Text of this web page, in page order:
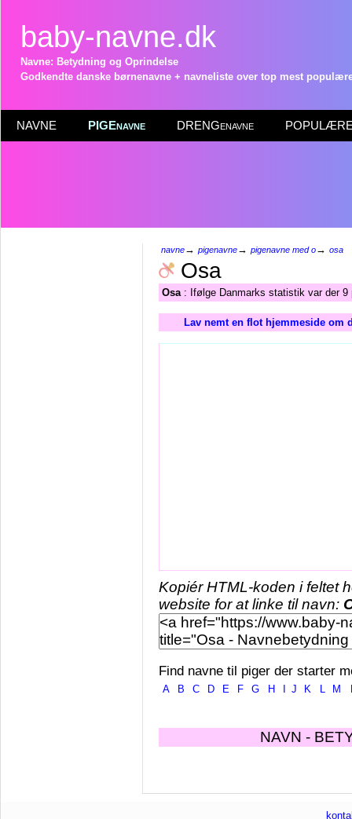
baby-navne.dk
Navne: Betydning og Oprindelse
Godkendte danske børnenavne + navneliste over top mest
NAVNE PIGEnavne DRENGenavne POPULÆRE
navne→ pigenavne→ pigenavne med o→ osa
Osa
Osa: Ifølge Danmarks statistik var der 9
Lav nemt en flot hjemmeside om
Kopiér HTML-koden i feltet
website for at linke til navn:
Find navne til piger der starter
A B C D E F G H J K L M
NAVN -